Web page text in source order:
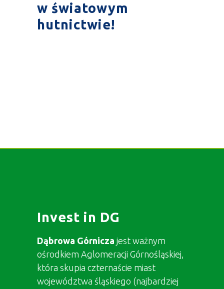
w światowym
hutnictwie!
Invest in DG
Dąbrowa Górnicza jest ważnym
ośrodkiem Aglomeracji Górnośląskiej,
która skupia czternaście miast
województwa śląskiego (najbardziej